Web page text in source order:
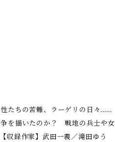
たちの苦難、ラーゲリの日々……
を描いたのか？ 戦地の兵士や女
収録作家】武田一義／滝田ゆう